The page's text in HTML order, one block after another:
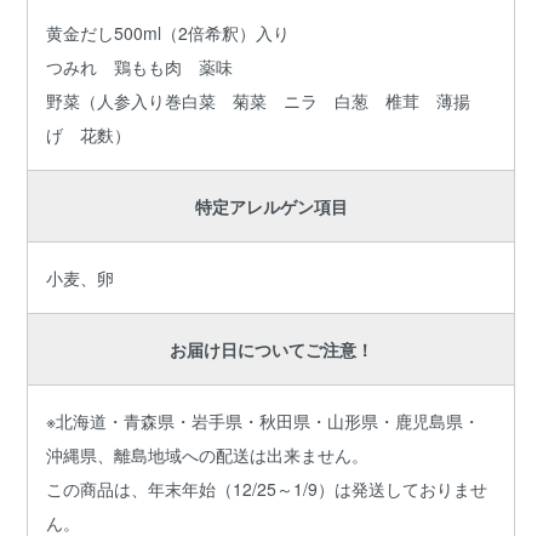
黄金だし500ml（2倍希釈）入り
つみれ 鶏もも肉 薬味
野菜（人参入り巻白菜 菊菜 ニラ 白葱 椎茸 薄揚
げ 花麩）
特定アレルゲン項目
小麦、卵
お届け日についてご注意！
※北海道・青森県・岩手県・秋田県・山形県・鹿児島県・
沖縄県、離島地域への配送は出来ません。
この商品は、年末年始（12/25～1/9）は発送しておりませ
ん。